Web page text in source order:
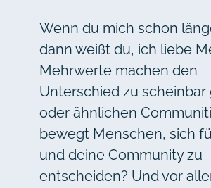
Wenn du mich schon
dann weißt du, ich liebe
Mehrwerte machen den
Unterschied zu scheinbar
oder ähnlichen
bewegt Menschen, sich
und deine Community zu
entscheiden? Und vor